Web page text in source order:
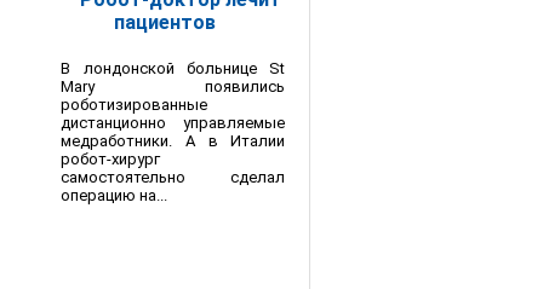
пациентов
В лондонской больнице St
Mary появились
роботизированные
дистанционно управляемые
медработники. А в Италии
робот-хирург
самостоятельно сделал
операцию на...